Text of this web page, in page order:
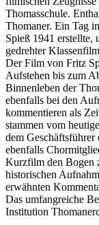
Thomasschule.
Thomaner. Ein Tag
Spieß 1941 erstellte,
gedrehter
Der Film von Fritz
Aufstehen bis zum
Binnenleben der
ebenfalls bei den
kommentieren als
stammen vom
dem Geschäftsführer
ebenfalls
Kurzfilm den Bogen
historischen
erwähnten
Das umfangreiche
Institution